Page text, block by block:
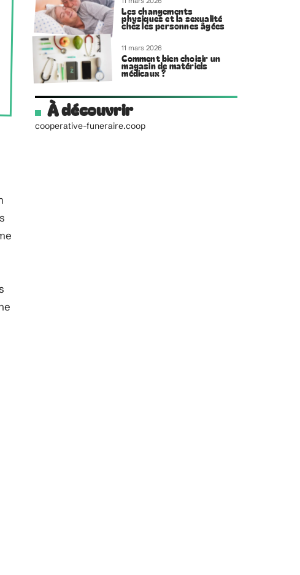
Les changements
physiques et la sexualité
chez les personnes âgées
11 mars 2026
Comment bien choisir un
magasin de matériels
médicaux ?
À découvrir
cooperative-funeraire.coop